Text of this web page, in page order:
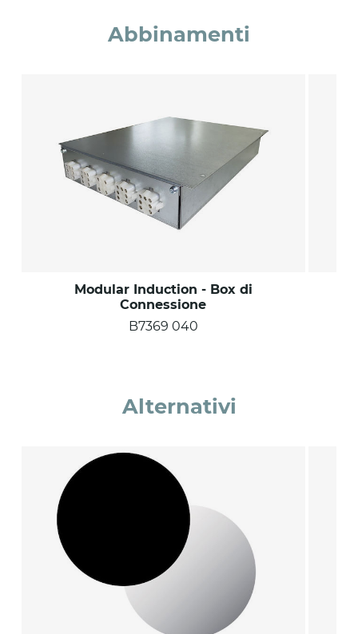
Abbinamenti
Modular Induction - Box di
Connessione
B7369 040
Alternativi